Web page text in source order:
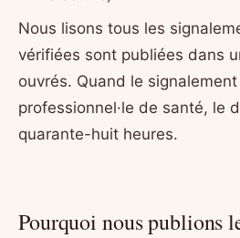
Nous lisons tous les
vérifiées sont publiées dans
ouvrés. Quand le signalement
professionnel·le de santé, le
quarante-huit heures.
Pourquoi nous publions